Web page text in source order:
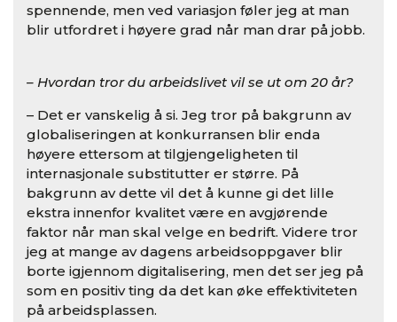
spennende, men ved variasjon føler jeg at man
blir utfordret i høyere grad når man drar på jobb.
– Hvordan tror du arbeidslivet vil se ut om 20 år?
– Det er vanskelig å si. Jeg tror på bakgrunn av
globaliseringen at konkurransen blir enda
høyere ettersom at tilgjengeligheten til
internasjonale substitutter er større. På
bakgrunn av dette vil det å kunne gi det lille
ekstra innenfor kvalitet være en avgjørende
faktor når man skal velge en bedrift. Videre tror
jeg at mange av dagens arbeidsoppgaver blir
borte igjennom digitalisering, men det ser jeg på
som en positiv ting da det kan øke effektiviteten
på arbeidsplassen.